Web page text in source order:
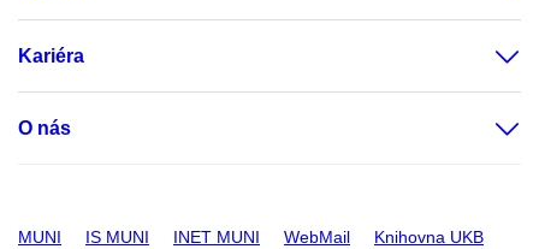
Kariéra
O nás
MUNI IS MUNI INET MUNI WebMail Knihovna UKB